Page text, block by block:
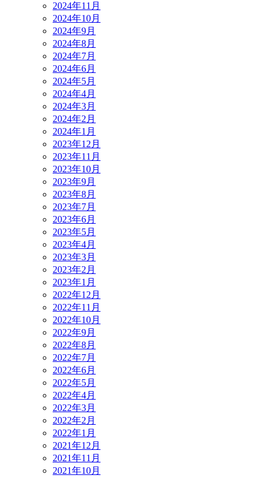
2024年11月
2024年10月
2024年9月
2024年8月
2024年7月
2024年6月
2024年5月
2024年4月
2024年3月
2024年2月
2024年1月
2023年12月
2023年11月
2023年10月
2023年9月
2023年8月
2023年7月
2023年6月
2023年5月
2023年4月
2023年3月
2023年2月
2023年1月
2022年12月
2022年11月
2022年10月
2022年9月
2022年8月
2022年7月
2022年6月
2022年5月
2022年4月
2022年3月
2022年2月
2022年1月
2021年12月
2021年11月
2021年10月